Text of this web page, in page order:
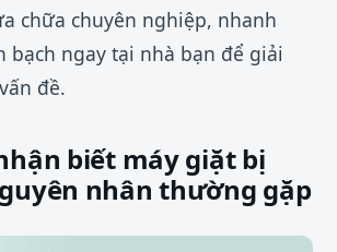
chữa chuyên nghiệp, nhanh
bạch ngay tại nhà bạn để giải
đề.
biết máy giặt bị
nhân thường gặp